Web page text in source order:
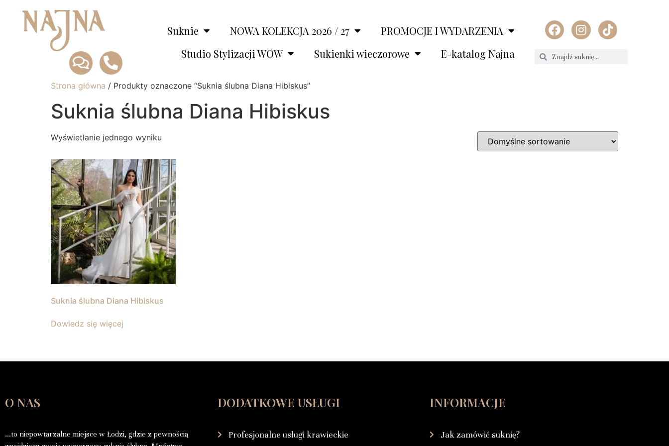
Suknie NOWA KOLEKCJA 2026 / 27
PROMOCJE I WYDARZENIA
Studio Stylizacji WOW
Sukienki wieczorowe E-katalog Najna
Strona główna / Produkty oznaczone “Suknia ślubna Diana Hibiskus”
Suknia ślubna Diana Hibiskus
Wyświetlanie jednego wyniku
Suknia ślubna Diana Hibiskus
Dowiedz się więcej
O NAS
…to niepowtarzalne miejsce w Łodzi, gdzie z pewnością
DODATKOWE USŁUGI
Profesjonalne usługi krawieckie
INFORMACJE
Jak zamówić suknię?